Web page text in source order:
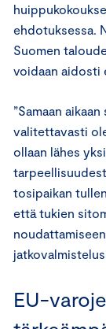
ehdotuksessa.
Suomen
voidaan aidosti
”Samaan
valitettavasti
ollaan lähes
tosipaikan
että tukien
EU-